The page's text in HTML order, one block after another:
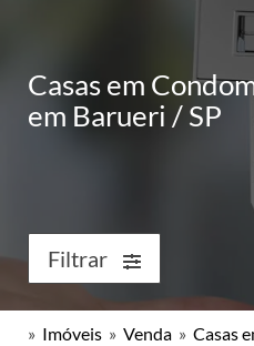
Casas em
em Barueri / SP
Filtrar
» Imóveis » Venda » Casas